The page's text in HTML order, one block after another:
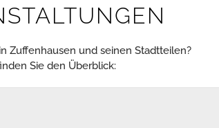
Zuffenhausen und seinen Stadtteilen?
Sie den Überblick: